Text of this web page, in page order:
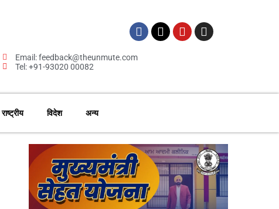
Email: feedback@theunmute.com
Tel: +91-93020 00082
राष्ट्रीय विदेश अन्य